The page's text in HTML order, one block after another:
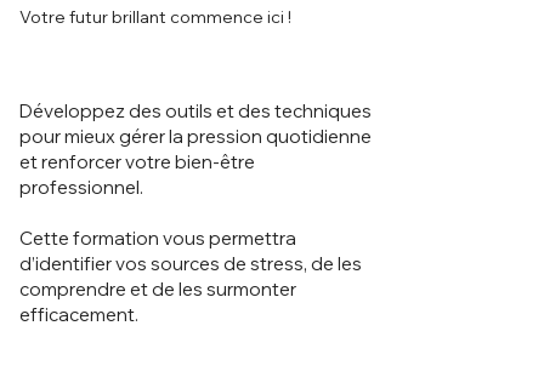
Développez des outils et des techniques
pour mieux gérer la pression quotidienne
et renforcer votre bien-être
professionnel.
Cette formation vous permettra
d’identifier vos sources de stress, de les
comprendre et de les surmonter
efficacement.
Votre futur brillant commence ici !